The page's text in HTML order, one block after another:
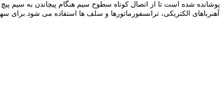
شده است تا از اتصال کوتاه سطوح سیم هنگام پیچاندن به سیم
الکتریکی، ترانسفورماتورها و سلف ها استفاده می شود.برای